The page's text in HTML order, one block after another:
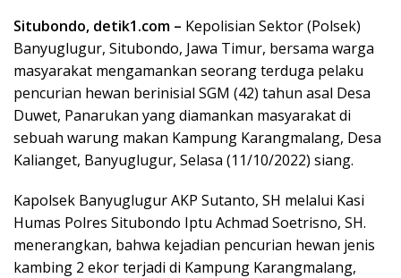
Situbondo, detik1.com – Kepolisian Sektor (Polsek)
Banyuglugur, Situbondo, Jawa Timur, bersama warga
masyarakat mengamankan seorang terduga pelaku
pencurian hewan berinisial SGM (42) tahun asal Desa
Duwet, Panarukan yang diamankan masyarakat di
sebuah warung makan Kampung Karangmalang, Desa
Kalianget, Banyuglugur, Selasa (11/10/2022) siang.
Kapolsek Banyuglugur AKP Sutanto, SH melalui Kasi
Humas Polres Situbondo Iptu Achmad Soetrisno, SH.
menerangkan, bahwa kejadian pencurian hewan jenis
kambing 2 ekor terjadi di Kampung Karangmalang,